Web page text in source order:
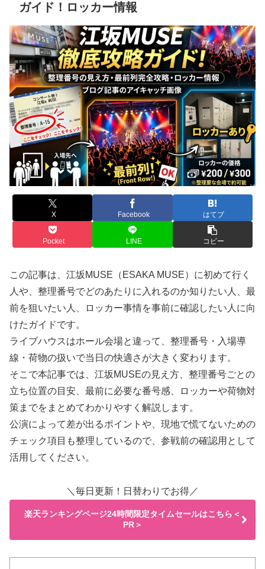
ガイド！ロッカー情報
X Facebook はてブ
Pocket LINE コピー
この記事は、江坂MUSE（ESAKA MUSE）に初めて行く
人や、整理番号でどのあたりに入れるのか知りたい人、最
前を狙いたい人、ロッカー事情を事前に確認したい人に向
けたガイドです。
ライブハウスはホール会場と違って、整理番号・入場導
線・荷物の扱いで当日の快適さが大きく変わります。
そこで本記事では、江坂MUSEの見え方、整理番号ごとの
立ち位置の目安、最前に必要な番号感、ロッカーや荷物対
策までをまとめてわかりやすく解説します。
公演によって差が出るポイントや、現地で慌てないための
チェック項目も整理しているので、参戦前の確認用として
活用してください。
＼毎日更新！日替わりでお得／
楽天ランキングページ24時間限定タイムセールはこちら＜
PR＞